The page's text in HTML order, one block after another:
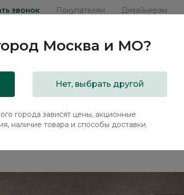
звонок Покупателям Дизайнерам
Распродажа
/ ARTA
Москва и МО?
Нет, выбрать другой
города зависят цены, акционные
наличие товара и способы доставки.